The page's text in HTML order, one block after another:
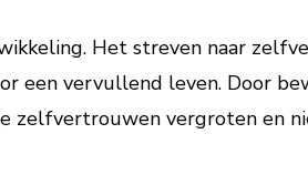
Het streven naar
een vervullend leven. Door
zelfvertrouwen vergroten en